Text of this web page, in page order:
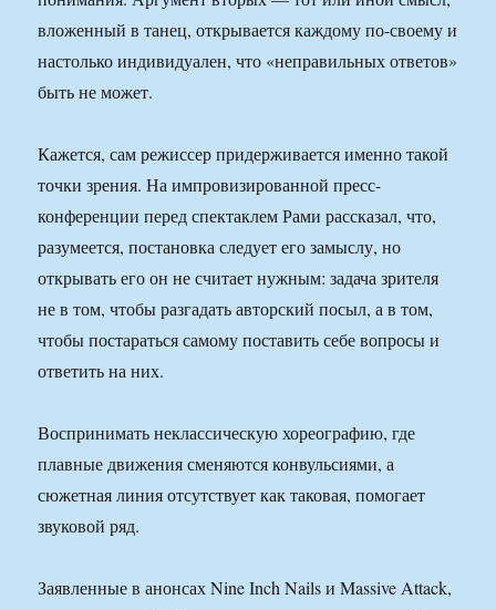
вложенный в танец, открывается каждому по-своему и
настолько индивидуален, что «неправильных ответов»
быть не может.
Кажется, сам режиссер придерживается именно такой
точки зрения. На импровизированной пресс-
конференции перед спектаклем Рами рассказал, что,
разумеется, постановка следует его замыслу, но
открывать его он не считает нужным: задача зрителя
не в том, чтобы разгадать авторский посыл, а в том,
чтобы постараться самому поставить себе вопросы и
ответить на них.
Воспринимать неклассическую хореографию, где
плавные движения сменяются конвульсиями, а
сюжетная линия отсутствует как таковая, помогает
звуковой ряд.
Заявленные в анонсах Nine Inch Nails и Massive Attack,